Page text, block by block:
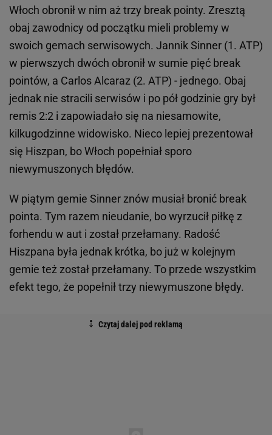
Włoch obronił w nim aż trzy break pointy. Zresztą
obaj zawodnicy od początku mieli problemy w
swoich gemach serwisowych. Jannik Sinner (1. ATP)
w pierwszych dwóch obronił w sumie pięć break
pointów, a Carlos Alcaraz (2. ATP) - jednego. Obaj
jednak nie stracili serwisów i po pół godzinie gry był
remis 2:2 i zapowiadało się na niesamowite,
kilkugodzinne widowisko. Nieco lepiej prezentował
się Hiszpan, bo Włoch popełniał sporo
niewymuszonych błędów.
W piątym gemie Sinner znów musiał bronić break
pointa. Tym razem nieudanie, bo wyrzucił piłkę z
forhendu w aut i został przełamany. Radość
Hiszpana była jednak krótka, bo już w kolejnym
gemie też został przełamany. To przede wszystkim
efekt tego, że popełnił trzy niewymuszone błędy.